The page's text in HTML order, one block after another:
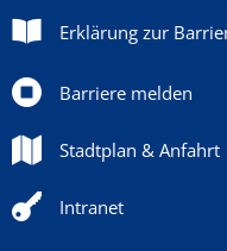
Erklärung zur
Barriere melden
Stadtplan & Anfahrt
Intranet